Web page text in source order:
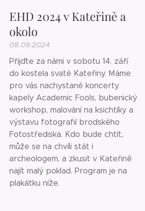
EHD 2024 v Kateřině a
okolo
08.09.2024
Přijďte za námi v sobotu 14. září
do kostela svaté Kateřiny. Máme
pro vás nachystané koncerty
kapely Academic Fools, bubenický
workshop, malování na ksichtíky a
výstavu fotografií brodského
Fotostřediska. Kdo bude chtít,
může se na chvíli stát i
archeologem, a zkusit v Kateřině
najít malý poklad. Program je na
plakátku níže.